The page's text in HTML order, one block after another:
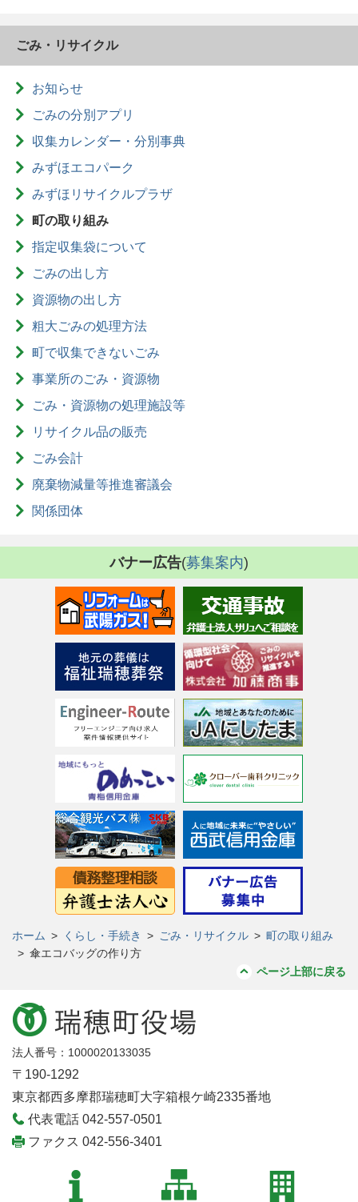
ごみ・リサイクル
お知らせ
ごみの分別アプリ
収集カレンダー・分別事典
みずほエコパーク
みずほリサイクルプラザ
町の取り組み
指定収集袋について
ごみの出し方
資源物の出し方
粗大ごみの処理方法
町で収集できないごみ
事業所のごみ・資源物
ごみ・資源物の処理施設等
リサイクル品の販売
ごみ会計
廃棄物減量等推進審議会
関係団体
バナー広告(募集案内)
ホーム > くらし・手続き > ごみ・リサイクル > 町の取り組み
> 傘エコバッグの作り方
ページ上部に戻る
法人番号：1000020133035
〒190-1292
東京都西多摩郡瑞穂町大字箱根ケ崎2335番地
代表電話 042-557-0501
ファクス 042-556-3401